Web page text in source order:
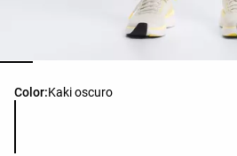
Color:Kaki oscuro
Lista de colores del producto